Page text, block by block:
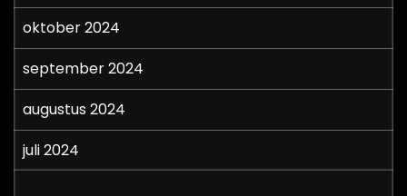
oktober 2024
september 2024
augustus 2024
juli 2024